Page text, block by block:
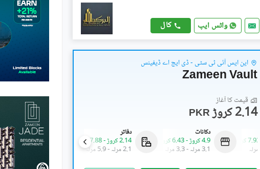
واٹس ایپ کال
این ایس آئی ٹی سٹی - ڈی ایچ اے ڈیفینس
Zameen Vault
قیمت کا آغاز
PKR 2.14 کروڑ
کمرشل
5.33 کروڑ
-7.93 کروڑ
دفاتر
2.14 کروڑ
-7.88 کروڑ
2.1 مرلہ
-5.9 مرلہ
دکانات
4.9 کروڑ
-6.43 کروڑ
3.1 مرلہ
-3.3 مرلہ
7.93 کروڑ